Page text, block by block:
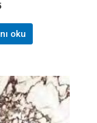
oku